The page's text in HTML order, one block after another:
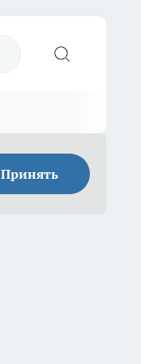
Принять